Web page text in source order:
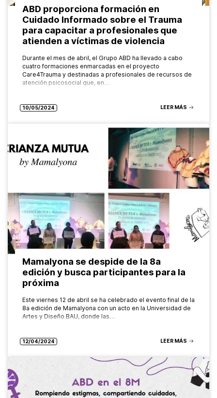
ABD proporciona formación en
Cuidado Informado sobre el Trauma
para capacitar a profesionales que
atienden a víctimas de violencia
Durante el mes de abril, el Grupo ABD ha llevado a cabo
cuatro formaciones enmarcadas en el proyecto
Care4Trauma y destinadas a profesionales de recursos de
atención psicosocial que, en…
10/05/2024 LEER MÁS
Mamalyona se despide de la 8a
edición y busca participantes para la
próxima
Este viernes 12 de abril se ha celebrado el evento final de la
8a edición de Mamalyona con un acto en la Universidad de
Artes y Diseño BAU, donde las…
12/04/2024 LEER MÁS